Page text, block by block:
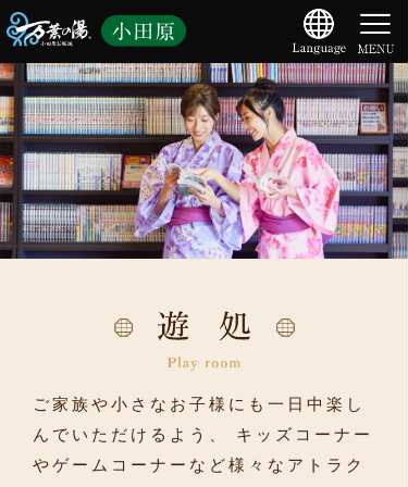
ご家族や小さなお子様にも一日中楽し
んでいただけるよう、
キッズコーナー
やゲームコーナーなど様々なアトラク